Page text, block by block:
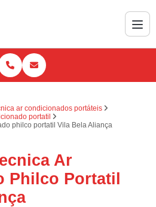
ar condicionados portáteis
portatil
philco portatil Vila Bela Aliança
Ar
Philco Portatil